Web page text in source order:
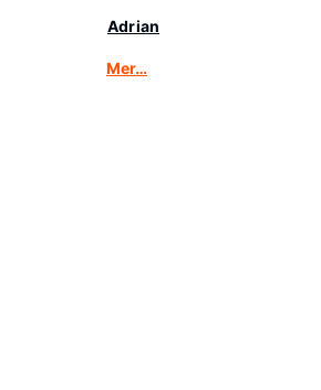
Adrian
Mer…